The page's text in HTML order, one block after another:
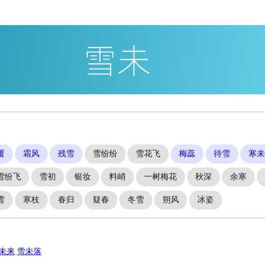
霜风 残雪 雪纷纷 雪花飞 梅蕊 待雪 寒未
纷飞 雪初 银妆 料峭 一树梅花 秋深 余寒
寒枝 春归 疑春 冬雪 朔风 冰姿
来 雪未落